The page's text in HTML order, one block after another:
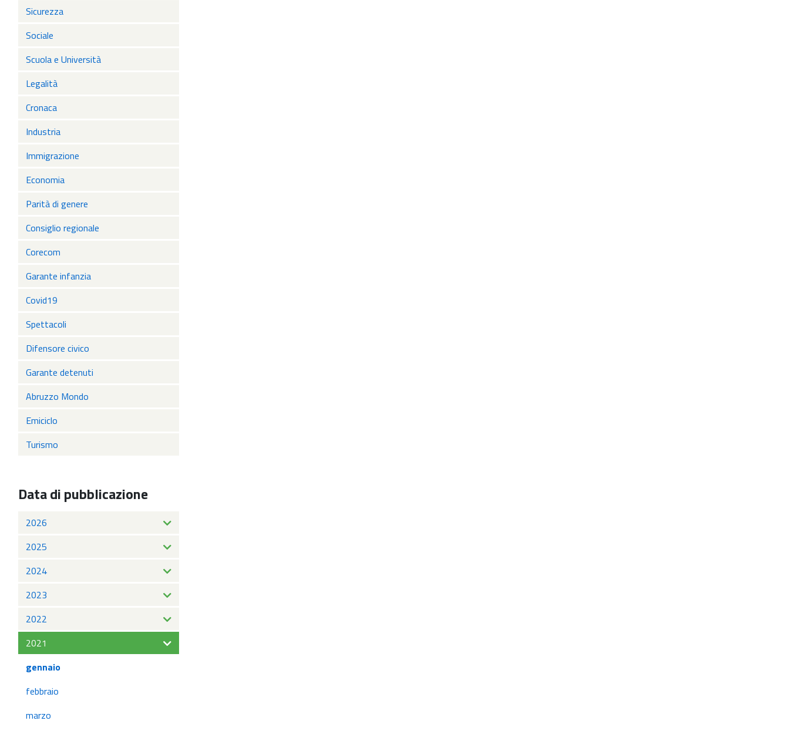
Sicurezza
Sociale
Scuola e Università
Legalità
Cronaca
Industria
Immigrazione
Economia
Parità di genere
Consiglio regionale
Corecom
Garante infanzia
Covid19
Spettacoli
Difensore civico
Garante detenuti
Abruzzo Mondo
Emiciclo
Turismo
Data di pubblicazione
2026
2025
2024
2023
2022
2021
gennaio
febbraio
marzo